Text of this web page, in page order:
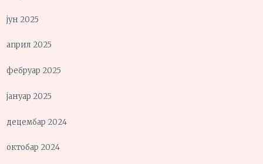
јун 2025
април 2025
фебруар 2025
јануар 2025
децембар 2024
октобар 2024